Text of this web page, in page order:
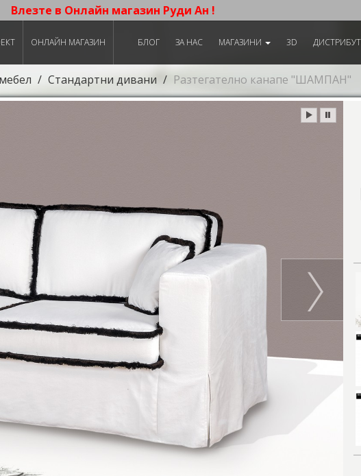
Влезте в Онлайн магазин Руди Ан !
ОНЛАЙН МАГАЗИН БЛОГ ЗА НАС МАГАЗИНИ 3D
Стандартни дивани Разтегателно канапе "ШАМПАН"